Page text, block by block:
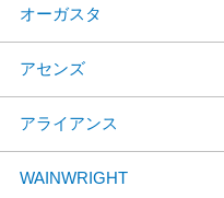
オーガスタ
アセンズ
アライアンス
WAINWRIGHT